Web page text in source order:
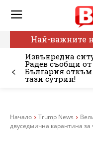
Най-важните
Извънредна
Радев съобщи
България
тази сутрин!
Начало Trump News
двуседмична карантина